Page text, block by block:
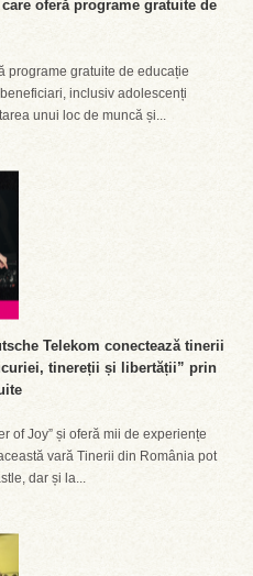
oferă programe gratuite de
programe gratuite de educație
inclusiv adolescenți
unui loc de muncă și...
Telekom conectează tinerii
tinereții și libertății” prin
of Joy” și oferă mii de experiențe
vară Tinerii din România pot
dar și la...